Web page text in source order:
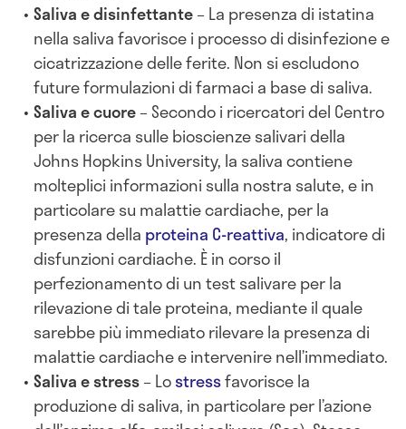
Saliva e disinfettante– La presenza di istatina
nella saliva favorisce i processo di disinfezione e
cicatrizzazione delle ferite. Non si escludono
future formulazioni di farmaci a base di saliva.
Saliva e cuore– Secondo i ricercatori del Centro
per la ricerca sulle bioscienze salivari della
Johns Hopkins University, la saliva contiene
molteplici informazioni sulla nostra salute, e in
particolare su malattie cardiache, per la
presenza della proteina C-reattiva, indicatore di
disfunzioni cardiache. È in corso il
perfezionamento di un test salivare per la
rilevazione di tale proteina, mediante il quale
sarebbe più immediato rilevare la presenza di
malattie cardiache e intervenire nell’immediato.
Saliva e stress– Lostressfavorisce la
produzione di saliva, in particolare per l’azione